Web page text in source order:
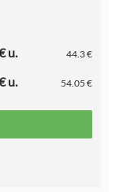
u. 44.3 €
u. 54.05 €